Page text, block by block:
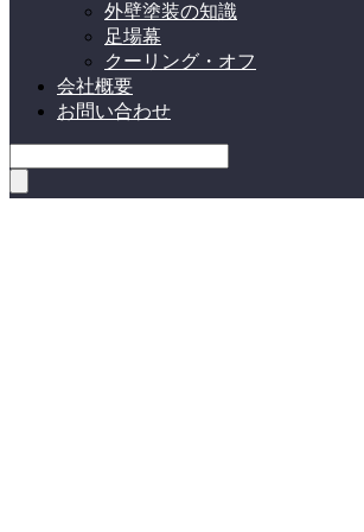
外壁塗装の知識
足場幕
クーリング・オフ
会社概要
お問い合わせ